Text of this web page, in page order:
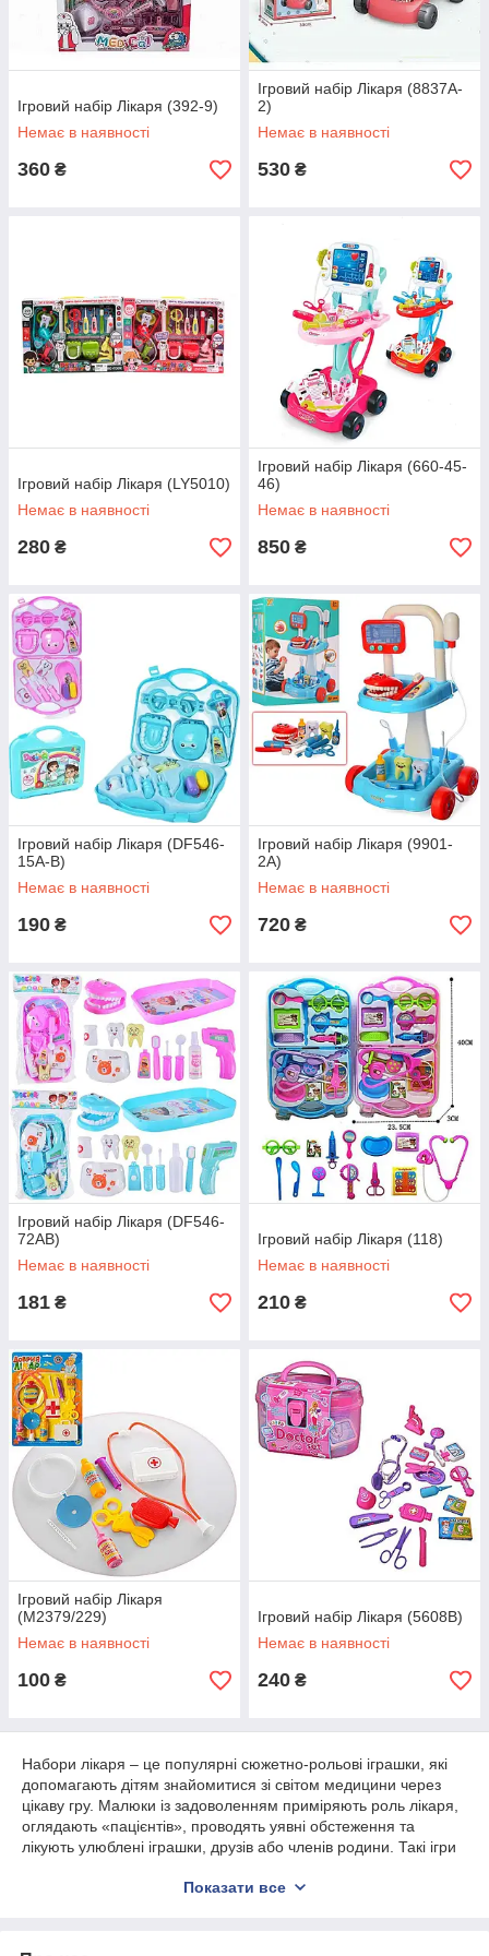
Ігровий набір Лікаря (392-9)
Немає в наявності
360 ₴
Ігровий набір Лікаря (8837A-
2)
Немає в наявності
530 ₴
Ігровий набір Лікаря (LY5010)
Немає в наявності
280 ₴
Ігровий набір Лікаря (660-45-
46)
Немає в наявності
850 ₴
Ігровий набір Лікаря (DF546-
15A-B)
Немає в наявності
190 ₴
Ігровий набір Лікаря (9901-
2A)
Немає в наявності
720 ₴
Ігровий набір Лікаря (DF546-
72AB)
Немає в наявності
181 ₴
Ігровий набір Лікаря (118)
Немає в наявності
210 ₴
Ігровий набір Лікаря
(M2379/229)
Немає в наявності
100 ₴
Ігровий набір Лікаря (5608B)
Немає в наявності
240 ₴
Набори лікаря – це популярні сюжетно-рольові іграшки, які
допомагають дітям знайомитися зі світом медицини через
цікаву гру. Малюки із задоволенням приміряють роль лікаря,
оглядають «пацієнтів», проводять уявні обстеження та
лікують улюблені іграшки, друзів або членів родини. Такі ігри
допомагають дитині спокійніше ставитися до справжніх візитів
Показати все